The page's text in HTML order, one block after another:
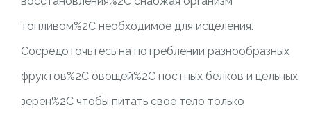
топливом%2C необходимое для исцеления.
Сосредоточьтесь на потреблении разнообразных
фруктов%2C овощей%2C постных белков и цельных
зерен%2C чтобы питать свое тело только